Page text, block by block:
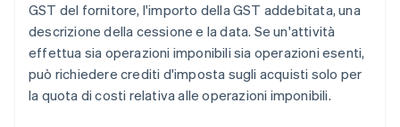
GST del fornitore, l'importo della GST addebitata, una
descrizione della cessione e la data. Se un'attività
effettua sia operazioni imponibili sia operazioni esenti,
può richiedere crediti d'imposta sugli acquisti solo per
la quota di costi relativa alle operazioni imponibili.